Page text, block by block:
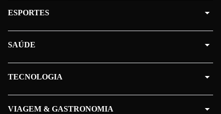
ESPORTES
SAÚDE
TECNOLOGIA
VIAGEM & GASTRONOMIA